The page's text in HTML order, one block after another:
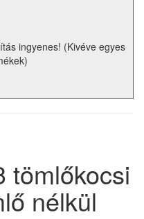
ingyenes! (Kivéve egyes
tömlőkocsi
nélkül